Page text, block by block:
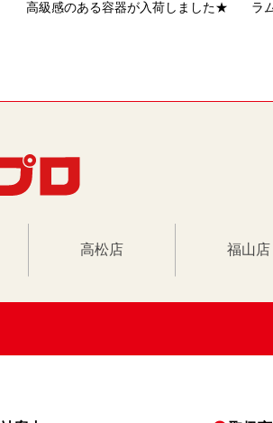
高級感のある容器が入荷しました★
ラ
高松店 福山店